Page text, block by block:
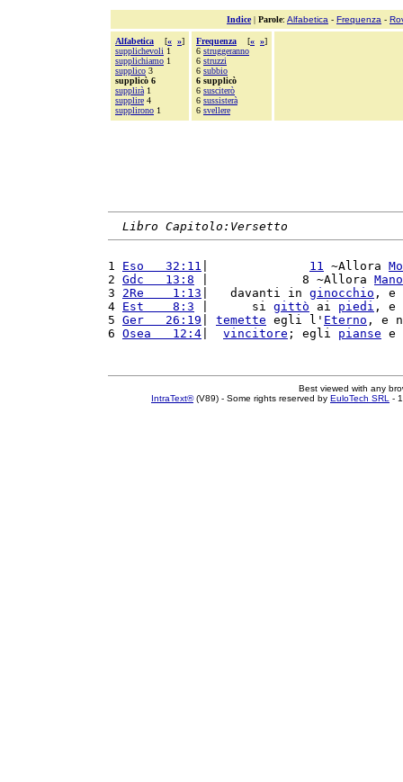
Indice| Parole: Alfabetica - Frequenza -
Alfabetica [« »]
supplichevoli 1
supplichiamo 1
supplico 3
supplicò 6
supplirà 1
supplire 4
supplirono 1
Frequenza [« »]
6 struggeranno
6 struzzi
6 subbio
6 supplicò
6 susciterò
6 sussisterà
6 svellere
Libro Capitolo:Versetto
1 Eso   32:11 11 ~Allora
2 Gdc   13:8 |             8 ~Allora
3 2Re    1:13 |   davanti in ginocchio ,
4 Est    8:3 |      si gittò ai piedi ,
5 Ger   26:19 temette egli l' Eterno , e
6 Osea   12:4 vincitore ; egli pianse e
Best viewed with any
IntraText®(V89) - Some rights reserved by EuloTech SRL -